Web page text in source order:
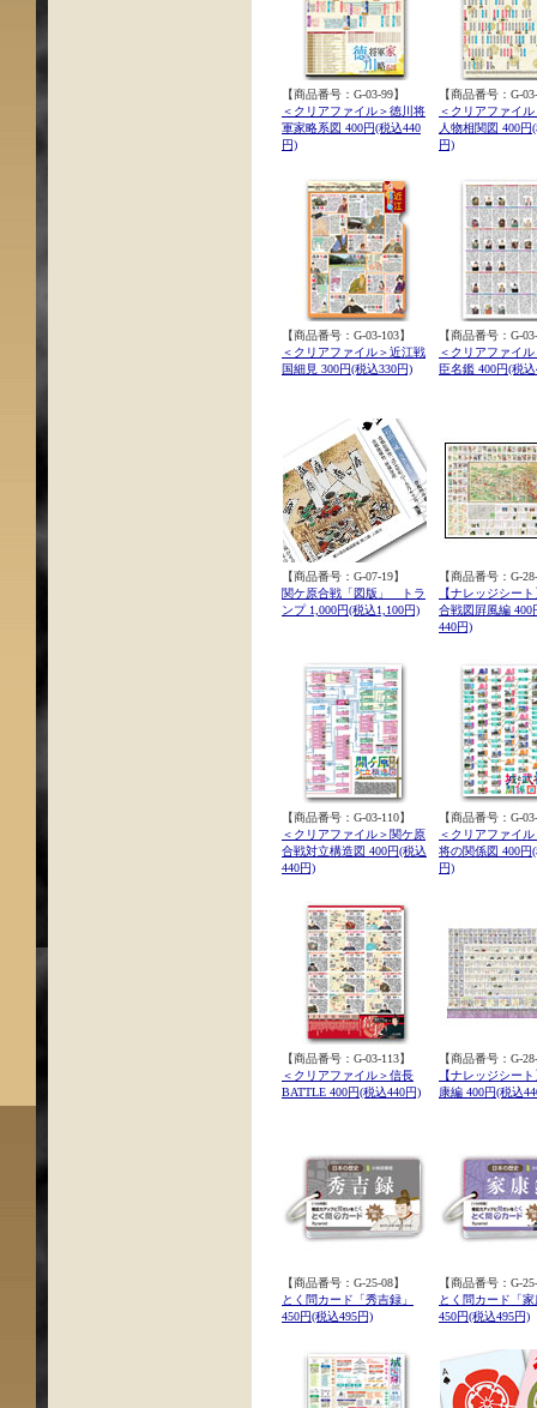
【商品番号：G-03-99】
＜クリアファイル＞徳川将
軍家略系図 400円(税込440
円)
【商品番号：G-
＜クリアファイ
人物相関図 400円
円)
【商品番号：G-03-103】
＜クリアファイル＞近江戦
国細見 300円(税込330円)
【商品番号：G-
＜クリアファイ
臣名鑑 400円(税
【商品番号：G-07-19】
関ケ原合戦「図版」 トラ
ンプ 1,000円(税込1,100円)
【商品番号：G-
【ナレッジシー
合戦図屛風編 400
440円)
【商品番号：G-03-110】
＜クリアファイル＞関ケ原
合戦対立構造図 400円(税込
440円)
【商品番号：G-
＜クリアファイ
将の関係図 400円
円)
【商品番号：G-03-113】
＜クリアファイル＞信長
BATTLE 400円(税込440円)
【商品番号：G-
【ナレッジシー
康編 400円(税込
【商品番号：G-25-08】
とく問カード「秀吉録」
450円(税込495円)
【商品番号：G-
とく問カード「
450円(税込495円)